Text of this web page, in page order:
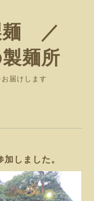
麺 ／
麺所
届けします
しました。